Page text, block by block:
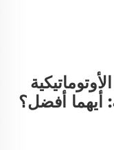
أيهما أفضل؟